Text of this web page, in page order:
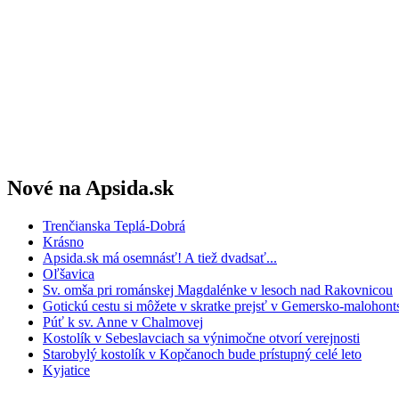
Nové na Apsida.sk
Trenčianska Teplá-Dobrá
Krásno
Apsida.sk má osemnásť! A tiež dvadsať...
Oľšavica
Sv. omša pri románskej Magdalénke v lesoch nad Rakovnicou
Gotickú cestu si môžete v skratke prejsť v Gemersko-
Púť k sv. Anne v Chalmovej
Kostolík v Sebeslavciach sa výnimočne otvorí verejnosti
Starobylý kostolík v Kopčanoch bude prístupný celé leto
Kyjatice